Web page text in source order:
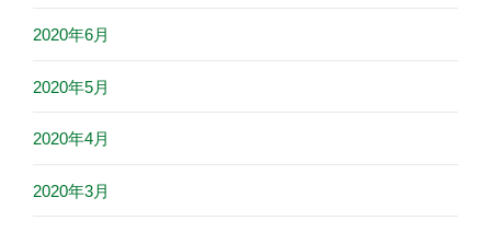
2020年6月
2020年5月
2020年4月
2020年3月